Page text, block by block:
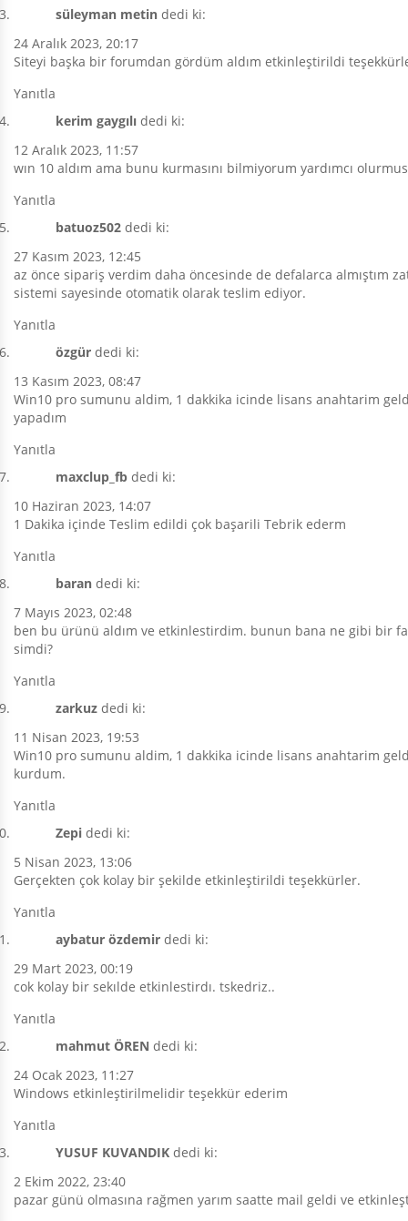
süleyman metin dedi ki:
24 Aralık 2023, 20:17
Siteyi başka bir forumdan gördüm aldım etkinleştirildi
Yanıtla
kerim gaygılı dedi ki:
12 Aralık 2023, 11:57
wın 10 aldım ama bunu kurmasını bilmiyorum yardımcı
Yanıtla
batuoz502 dedi ki:
27 Kasım 2023, 12:45
az önce sipariş verdim daha öncesinde de defalarca almıştım
sistemi sayesinde otomatik olarak teslim ediyor.
Yanıtla
özgür dedi ki:
13 Kasım 2023, 08:47
Win10 pro sumunu aldim, 1 dakkika icinde lisans anahtarim
yapadım
Yanıtla
maxclup_fb dedi ki:
10 Haziran 2023, 14:07
1 Dakika içinde Teslim edildi çok başarili Tebrik ederm
Yanıtla
baran dedi ki:
7 Mayıs 2023, 02:48
ben bu ürünü aldım ve etkinlestirdim. bunun bana ne gibi bir
simdi?
Yanıtla
zarkuz dedi ki:
11 Nisan 2023, 19:53
Win10 pro sumunu aldim, 1 dakkika icinde lisans anahtarim
kurdum.
Yanıtla
Zepi dedi ki:
5 Nisan 2023, 13:06
Gerçekten çok kolay bir şekilde etkinleştirildi teşekkürler.
Yanıtla
aybatur özdemir dedi ki:
29 Mart 2023, 00:19
cok kolay bir sekılde etkinlestirdı. tskedriz..
Yanıtla
mahmut ÖREN dedi ki:
24 Ocak 2023, 11:27
Windows etkinleştirilmelidir teşekkür ederim
Yanıtla
YUSUF KUVANDIK dedi ki:
2 Ekim 2022, 23:40
pazar günü olmasına rağmen yarım saatte mail geldi ve